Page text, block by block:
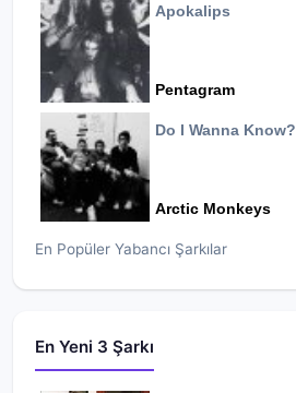
Apokalips
Pentagram
Do I Wanna Know?
Arctic Monkeys
En Popüler Yabancı Şarkılar
En Yeni 3 Şarkı